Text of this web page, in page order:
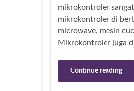
mikrokontroler
mikrokontroler di
microwave, mesin
Mikrokontroler juga
Continue reading